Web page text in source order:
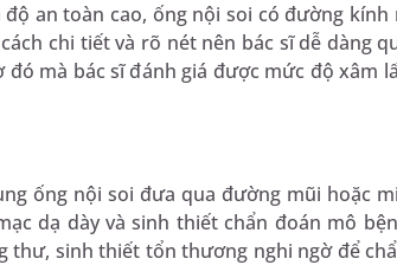
an toàn cao, ống nội soi có đường kính
chi tiết và rõ nét nên bác sĩ dễ dàng
mà bác sĩ đánh giá được mức độ xâm
ống nội soi đưa qua đường mũi hoặc
dạ dày và sinh thiết chẩn đoán mô
sinh thiết tổn thương nghi ngờ để